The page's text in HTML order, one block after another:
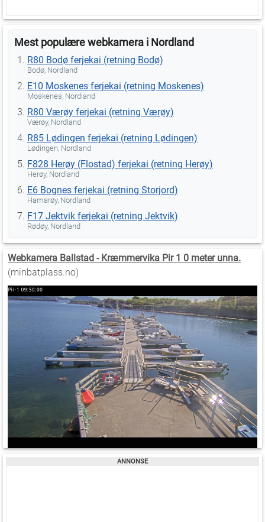
Mest populære webkamera i Nordland
R80 Bodø ferjekai (retning Bodø)
Bodø, Nordland
E10 Moskenes ferjekai (retning Moskenes)
Moskenes, Nordland
R80 Værøy ferjekai (retning Værøy)
Værøy, Nordland
R85 Lødingen ferjekai (retning Lødingen)
Lødingen, Nordland
F828 Herøy (Flostad) ferjekai (retning Herøy)
Herøy, Nordland
E6 Bognes ferjekai (retning Storjord)
Hamarøy, Nordland
F17 Jektvik ferjekai (retning Jektvik)
Rødøy, Nordland
Webkamera Ballstad - Kræmmervika Pir 1 0 meter unna.
(minbatplass.no)